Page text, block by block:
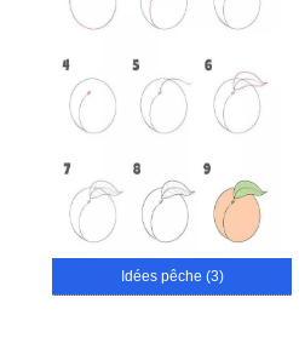
Idées pêche (3)